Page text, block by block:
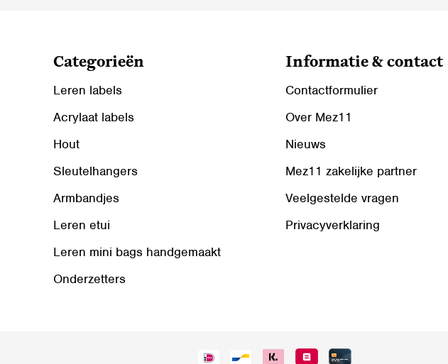
Categorieën
Leren labels
Acrylaat labels
Hout
Sleutelhangers
Armbandjes
Leren etui
Leren mini bags handgemaakt
Onderzetters
Informatie & contact
Contactformulier
Over Mez11
Nieuws
Mez11 zakelijke partner
Veelgestelde vragen
Privacyverklaring